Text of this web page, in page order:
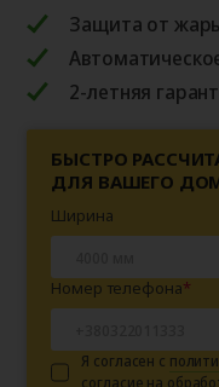
Защита от
2-летняя
БЫСТРО
ДЛЯ ВАШЕГО
Ширина
Номер телефона
Я согласен с